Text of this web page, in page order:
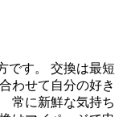
です。 交換は最短
わせて自分の好き
常に新鮮な気持ち